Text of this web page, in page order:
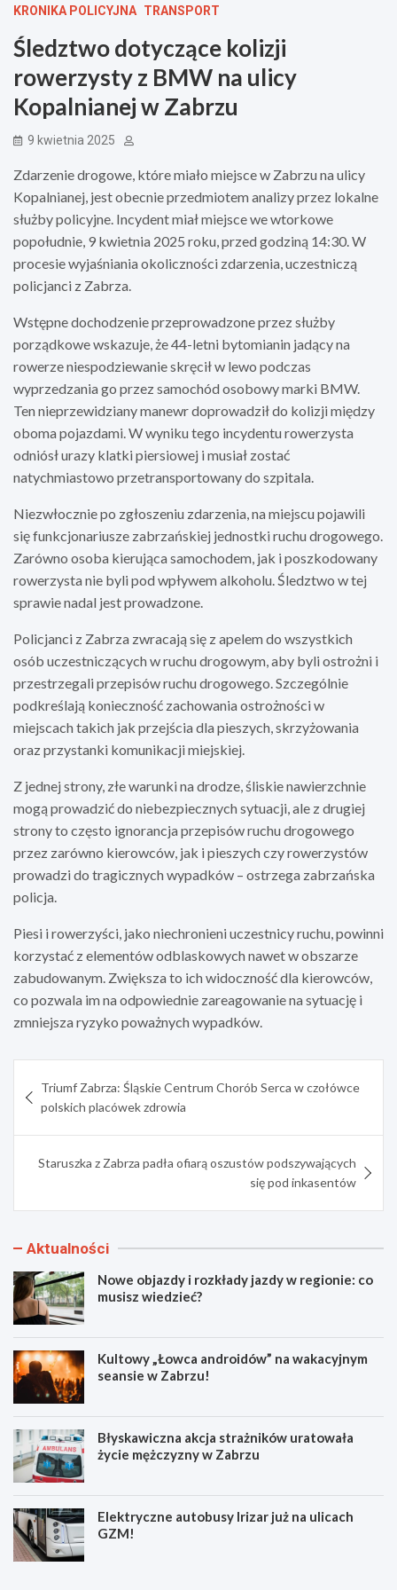
KRONIKA POLICYJNA TRANSPORT
Śledztwo dotyczące kolizji
rowerzysty z BMW na ulicy
Kopalnianej w Zabrzu
9 kwietnia 2025
Zdarzenie drogowe, które miało miejsce w Zabrzu na ulicy
Kopalnianej, jest obecnie przedmiotem analizy przez lokalne
służby policyjne. Incydent miał miejsce we wtorkowe
popołudnie, 9 kwietnia 2025 roku, przed godziną 14:30. W
procesie wyjaśniania okoliczności zdarzenia, uczestniczą
policjanci z Zabrza.
Wstępne dochodzenie przeprowadzone przez służby
porządkowe wskazuje, że 44-letni bytomianin jadący na
rowerze niespodziewanie skręcił w lewo podczas
wyprzedzania go przez samochód osobowy marki BMW.
Ten nieprzewidziany manewr doprowadził do kolizji między
oboma pojazdami. W wyniku tego incydentu rowerzysta
odniósł urazy klatki piersiowej i musiał zostać
natychmiastowo przetransportowany do szpitala.
Niezwłocznie po zgłoszeniu zdarzenia, na miejscu pojawili
się funkcjonariusze zabrzańskiej jednostki ruchu drogowego.
Zarówno osoba kierująca samochodem, jak i poszkodowany
rowerzysta nie byli pod wpływem alkoholu. Śledztwo w tej
sprawie nadal jest prowadzone.
Policjanci z Zabrza zwracają się z apelem do wszystkich
osób uczestniczących w ruchu drogowym, aby byli ostrożni i
przestrzegali przepisów ruchu drogowego. Szczególnie
podkreślają konieczność zachowania ostrożności w
miejscach takich jak przejścia dla pieszych, skrzyżowania
oraz przystanki komunikacji miejskiej.
Z jednej strony, złe warunki na drodze, śliskie nawierzchnie
mogą prowadzić do niebezpiecznych sytuacji, ale z drugiej
strony to często ignorancja przepisów ruchu drogowego
przez zarówno kierowców, jak i pieszych czy rowerzystów
prowadzi do tragicznych wypadków – ostrzega zabrzańska
policja.
Piesi i rowerzyści, jako niechronieni uczestnicy ruchu, powinni
korzystać z elementów odblaskowych nawet w obszarze
zabudowanym. Zwiększa to ich widoczność dla kierowców,
co pozwala im na odpowiednie zareagowanie na sytuację i
zmniejsza ryzyko poważnych wypadków.
wpisu
Triumf Zabrza: Śląskie Centrum Chorób Serca w czołówce
polskich placówek zdrowia
Staruszka z Zabrza padła ofiarą oszustów podszywających
się pod inkasentów
Aktualności
Nowe objazdy i rozkłady jazdy w regionie: co
musisz wiedzieć?
Kultowy „Łowca androidów” na wakacyjnym
seansie w Zabrzu!
Błyskawiczna akcja strażników uratowała
życie mężczyzny w Zabrzu
Elektryczne autobusy Irizar już na ulicach
GZM!
N
K